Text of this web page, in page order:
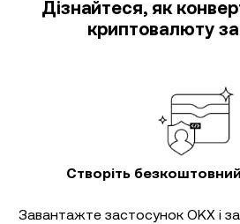
Дізнайтеся, як
криптовалюту
Створіть
Завантажте застосунок OKX і